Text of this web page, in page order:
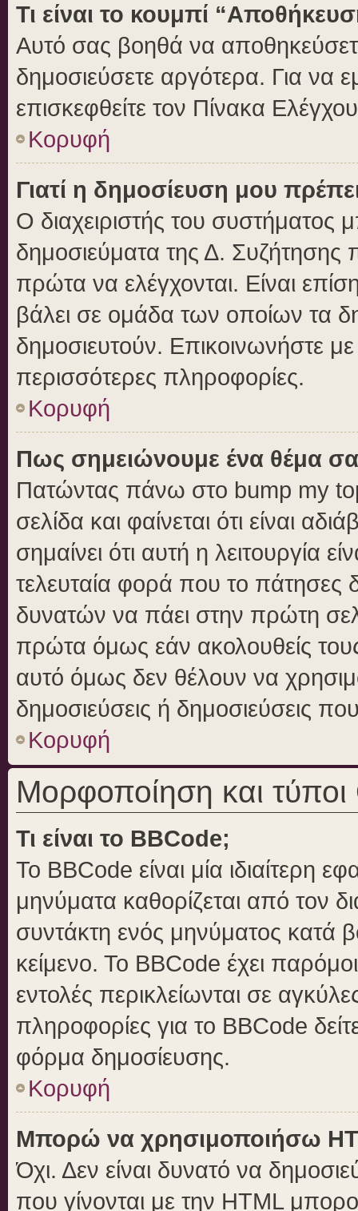
Τι είναι το κουμπί
Αυτό σας βοηθά να
δημοσιεύσετε αργότερα. Για να
επισκεφθείτε τον Πίνακα
Κορυφή
Γιατί η δημοσίευση μου
Ο διαχειριστής του συστήματος
δημοσιεύματα της Δ. Συζήτησης
πρώτα να ελέγχονται. Είναι
βάλει σε ομάδα των οποίων τα
δημοσιευτούν. Επικοινωνήστε
περισσότερες πληροφορίες.
Κορυφή
Πως σημειώνουμε ένα θέμα
Πατώντας πάνω στο bump my
σελίδα και φαίνεται ότι είναι
σημαίνει ότι αυτή η λειτουργία
τελευταία φορά που το πάτησες
δυνατών να πάει στην πρώτη
πρώτα όμως εάν ακολουθείς
αυτό όμως δεν θέλουν να
δημοσιεύσεις ή δημοσιεύσεις
Κορυφή
Μορφοποίηση και
Τι είναι το BBCode;
Το BBCode είναι μία ιδιαίτερη
μηνύματα καθορίζεται από τον
συντάκτη ενός μηνύματος κατά
κείμενο. Το BBCode έχει
εντολές περικλείωνται σε
πληροφορίες για το BBCode
φόρμα δημοσίευσης.
Κορυφή
Μπορώ να χρησιμοποιήσω
Όχι. Δεν είναι δυνατό να
που γίνονται με την HTML